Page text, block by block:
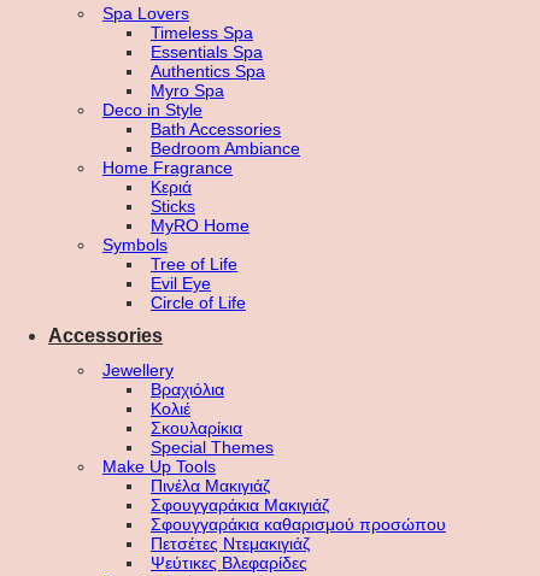
Spa Lovers
Timeless Spa
Essentials Spa
Authentics Spa
Myro Spa
Deco in Style
Bath Accessories
Bedroom Ambiance
Home Fragrance
Κεριά
Sticks
MyRO Home
Symbols
Tree of Life
Evil Eye
Circle of Life
Accessories
Jewellery
Βραχιόλια
Κολιέ
Σκουλαρίκια
Special Themes
Make Up Tools
Πινέλα Μακιγιάζ
Σφουγγαράκια Μακιγιάζ
Σφουγγαράκια καθαρισμού προσώπου
Πετσέτες Ντεμακιγιάζ
Ψεύτικες Βλεφαρίδες